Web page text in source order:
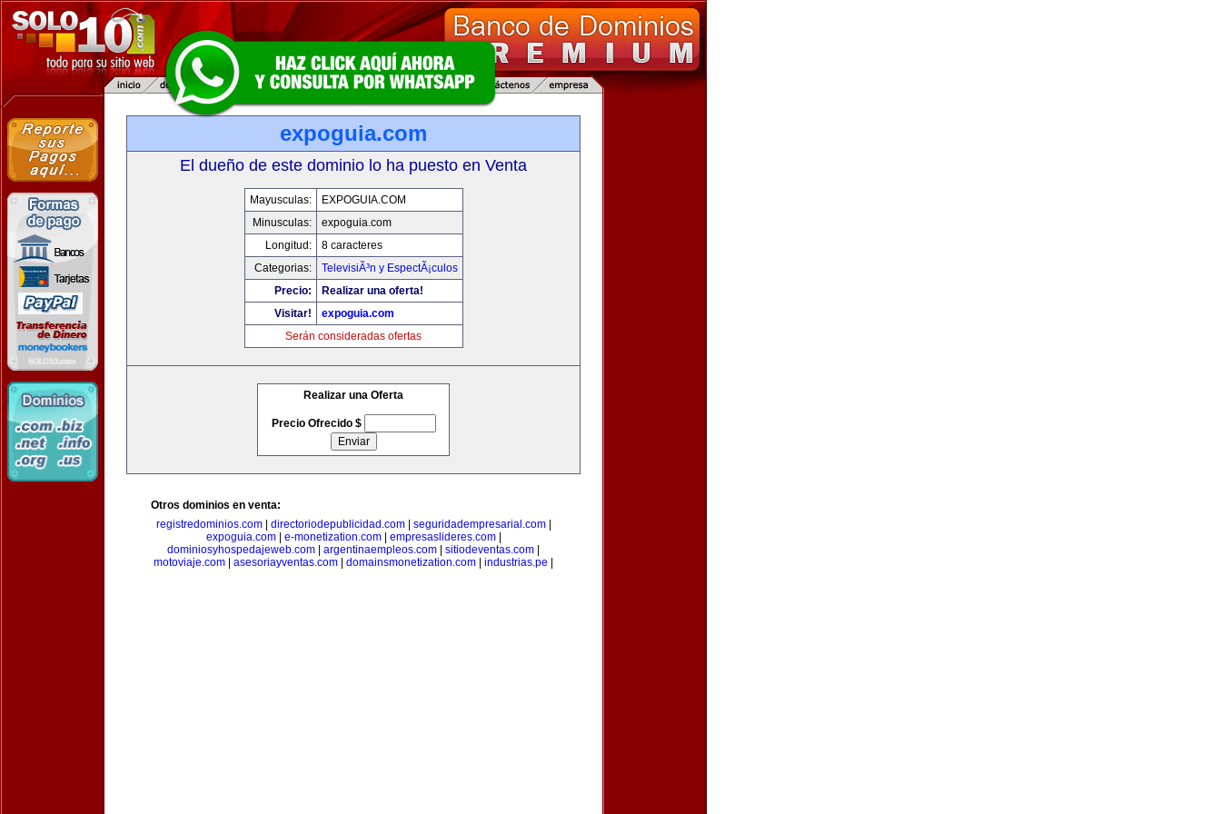
expoguia.com
El dueño de este dominio lo ha puesto en Venta
Mayusculas:
EXPOGUIA.COM
Minusculas:
expoguia.com
Longitud:
8 caracteres
Categorias:
TelevisiÃ³n y EspectÃ¡culos
Precio:
Realizar una oferta!
Visitar!
expoguia.com
Serán consideradas ofertas
Realizar una Oferta
Precio Ofrecido $
Otros dominios en venta:
registredominios.com| directoriodepublicidad.com| seguridadempresarial.com|
expoguia.com| e-monetization.com| empresaslideres.com|
dominiosyhospedajeweb.com
argentinaempleos.com sitiodeventas.com
motoviaje.com
asesoriayventas.com domainsmonetization.com industrias.pe